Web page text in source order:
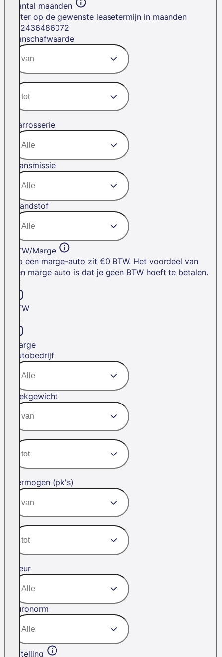
Aantal maanden
Filter op de gewenste leasetermijn in maanden
2436486072
Aanschafwaarde
Carrosserie
Transmissie
Brandstof
BTW/Marge
Op een marge-auto zit €0 BTW. Het voordeel van
een marge auto is dat je geen BTW hoeft te betalen.
BTW
Marge
Autobedrijf
Trekgewicht
Vermogen (pk's)
Kleur
Euronorm
Bijtelling